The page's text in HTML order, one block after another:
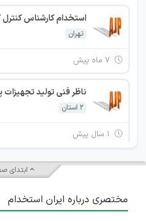
استخدام کارشناس
تهران
ناظر فنی تولید تجهیزات
2 استان
استخدام کارشناس
۲ سال پیش
ابتدای
مختصری درباره ایران استخدام